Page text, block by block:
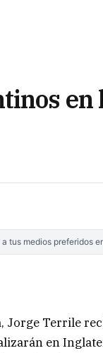
tus medios preferidos
Jorge Terrile
en